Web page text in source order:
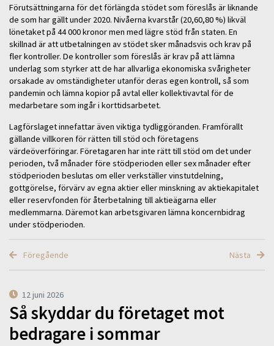
Förutsättningarna för det förlängda stödet som föreslås är liknande
de som har gällt under 2020. Nivåerna kvarstår (20,60,80 %) likväl
lönetaket på 44 000 kronor men med lägre stöd från staten. En
skillnad är att utbetalningen av stödet sker månadsvis och krav på
fler kontroller. De kontroller som föreslås är krav på att lämna
underlag som styrker att de har allvarliga ekonomiska svårigheter
orsakade av omständigheter utanför deras egen kontroll, så som
pandemin och lämna kopior på avtal eller kollektivavtal för de
medarbetare som ingår i korttidsarbetet.
Lagförslaget innefattar även viktiga tydliggöranden. Framförallt
gällande villkoren för rätten till stöd och företagens
värdeöverföringar. Företagaren har inte rätt till stöd om det under
perioden, två månader före stödperioden eller sex månader efter
stödperioden beslutas om eller verkställer vinstutdelning,
gottgörelse, förvärv av egna aktier eller minskning av aktiekapitalet
eller reservfonden för återbetalning till aktieägarna eller
medlemmarna. Däremot kan arbetsgivaren lämna koncernbidrag
under stödperioden.
Föregående Nästa
12 juni 2026
Så skyddar du företaget mot
bedragare i sommar